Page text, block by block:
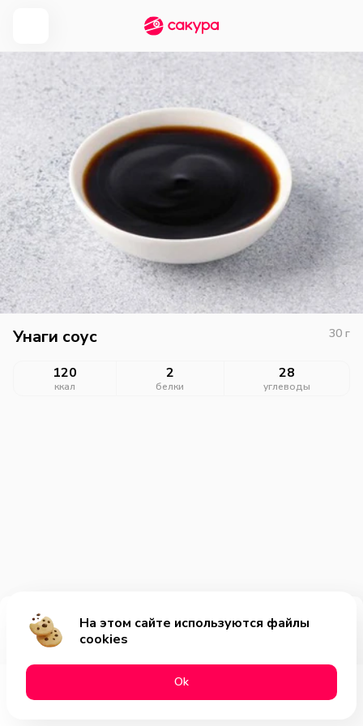
Унаги соус 30 г
120
ккал
2
белки
28
углеводы
Добавить за 79₽
На этом сайте используются файлы
cookies
Оk